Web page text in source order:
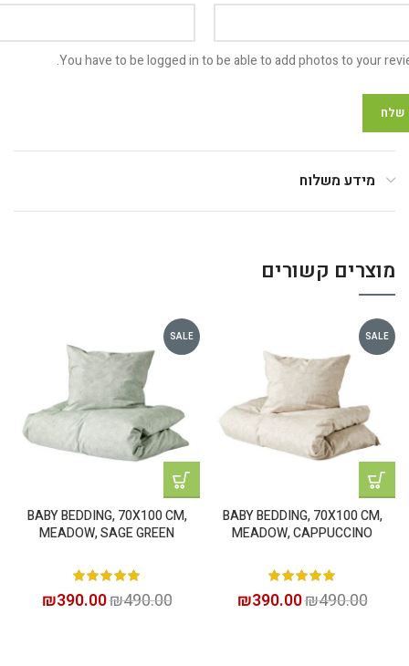
You have to be logged in to be able to add photos to your
מידע משלוח
מוצרים קשורים
SALE
BABY BEDDING, 70X100 CM,
MEADOW, CAPPUCCINO
₪490.00
₪390.00
SALE
BABY BEDDING, 70X100 CM,
MEADOW, SAGE GREEN
₪490.00
₪390.00